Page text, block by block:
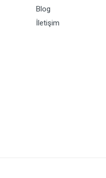
Blog
İletişim